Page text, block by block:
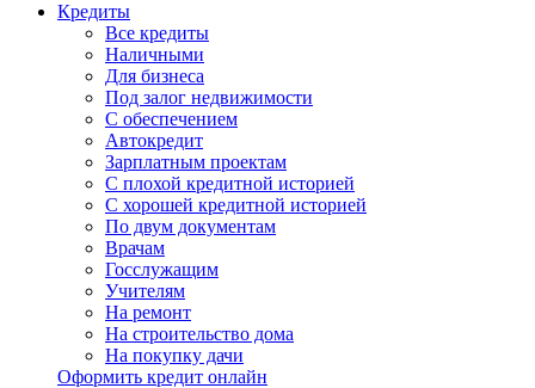
Кредиты
Все кредиты
Наличными
Для бизнеса
Под залог недвижимости
С обеспечением
Автокредит
Зарплатным проектам
С плохой кредитной историей
С хорошей кредитной историей
По двум документам
Врачам
Госслужащим
Учителям
На ремонт
На строительство дома
На покупку дачи
Оформить кредит онлайн